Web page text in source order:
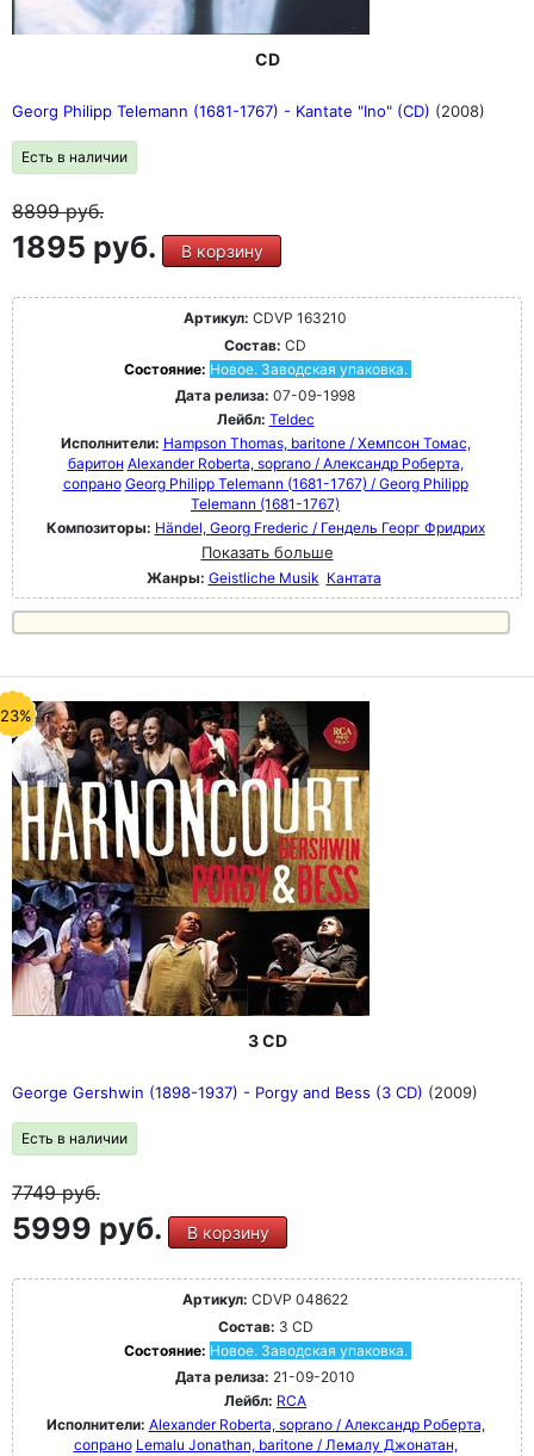
CD
Georg Philipp Telemann (1681-1767) - Kantate "Ino" (CD) (2008)
Есть в наличии
8899руб.
1895 руб. В корзину
Артикул: CDVP 163210
Состав: CD
Состояние: Новое. Заводская упаковка.
Дата релиза: 07-09-1998
Лейбл: Teldec
Исполнители: Hampson Thomas, baritone / Хемпсон Томас,
баритон Alexander Roberta, soprano / Александр Роберта,
сопрано Georg Philipp Telemann (1681-1767) / Georg Philipp
Telemann (1681-1767)
Композиторы: Händel, Georg Frederic / Гендель Георг Фридрих
Показать больше
Жанры: Geistliche Musik Кантата
3 CD
George Gershwin (1898-1937) - Porgy and Bess (3 CD) (2009)
Есть в наличии
7749руб.
5999 руб. В корзину
Артикул: CDVP 048622
Состав: 3 CD
Состояние: Новое. Заводская упаковка.
Дата релиза: 21-09-2010
Лейбл: RCA
Исполнители: Alexander Roberta, soprano / Александр Роберта,
сопрано Lemalu Jonathan, baritone / Лемалу Джонатан,